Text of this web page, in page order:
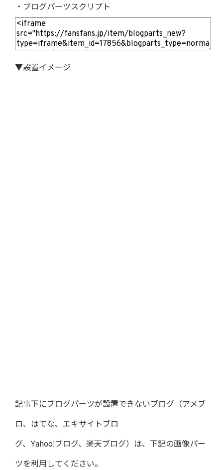
・ブログパーツスクリプト
▼設置イメージ
記事下にブログパーツが設置できないブログ（アメブ
ロ、はてな、エキサイトブロ
グ、Yahoo!ブログ、楽天ブログ）は、下記の画像パー
ツを利用してください。